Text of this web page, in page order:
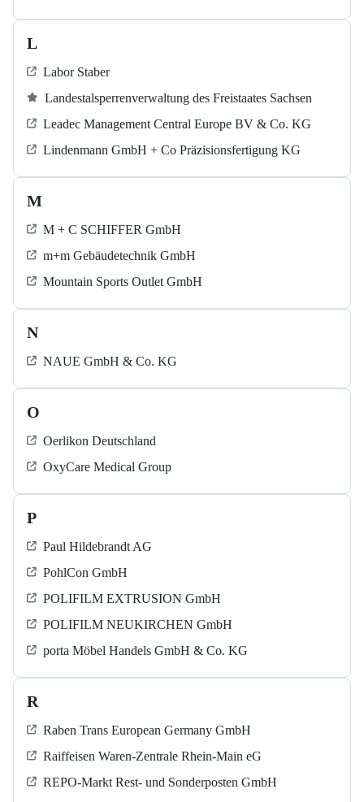
L
Labor Staber
Landestalsperrenverwaltung des Freistaates Sachsen
Leadec Management Central Europe BV & Co. KG
Lindenmann GmbH + Co Präzisionsfertigung KG
M
M + C SCHIFFER GmbH
m+m Gebäudetechnik GmbH
Mountain Sports Outlet GmbH
N
NAUE GmbH & Co. KG
O
Oerlikon Deutschland
OxyCare Medical Group
P
Paul Hildebrandt AG
PohlCon GmbH
POLIFILM EXTRUSION GmbH
POLIFILM NEUKIRCHEN GmbH
porta Möbel Handels GmbH & Co. KG
R
Raben Trans European Germany GmbH
Raiffeisen Waren-Zentrale Rhein-Main eG
REPO-Markt Rest- und Sonderposten GmbH